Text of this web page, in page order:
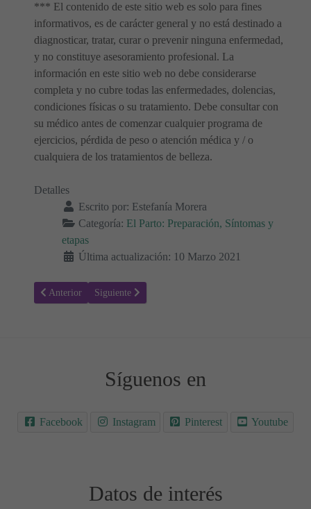
*** El contenido de este sitio web es solo para fines
informativos, es de carácter general y no está destinado a
diagnosticar, tratar, curar o prevenir ninguna enfermedad,
y no constituye asesoramiento profesional. La
información en este sitio web no debe considerarse
completa y no cubre todas las enfermedades, dolencias,
condiciones físicas o su tratamiento. Debe consultar con
su médico antes de comenzar cualquier programa de
ejercicios, pérdida de peso o atención médica y / o
cualquiera de los tratamientos de belleza.
Detalles
Escrito por: Estefanía Morera
Categoría: El Parto: Preparación, Síntomas y
etapas
Última actualización: 10 Marzo 2021
Artículo anterior: Fases de Dilatación del Cuello Uterino: Etapas del
Anterior Artículo siguiente: Tiempo desde que se rompe aguas
Siguiente
Síguenos en
Facebook Instagram Pinterest Youtube
Datos de interés